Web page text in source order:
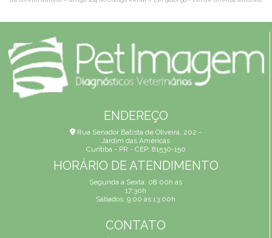
ENDEREÇO
Rua Senador Batista de Oliveira, 202 -
Jardim das Américas
Curitiba - PR - CEP: 81530-150
HORÁRIO DE ATENDIMENTO
Segunda a Sexta: 08:00h às
17:30h
Sábados: 9:00 às 13:00h
CONTATO